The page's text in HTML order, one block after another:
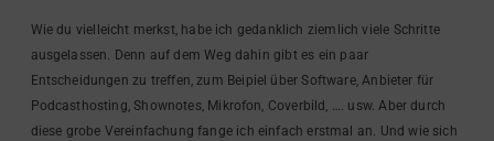
Wie du vielleicht merkst, habe ich gedanklich ziemlich viele Schritte
ausgelassen. Denn auf dem Weg dahin gibt es ein paar
Entscheidungen zu treffen, zum Beipiel über Software, Anbieter für
Podcasthosting, Shownotes, Mikrofon, Coverbild, …. usw. Aber durch
diese grobe Vereinfachung fange ich einfach erstmal an. Und wie sich